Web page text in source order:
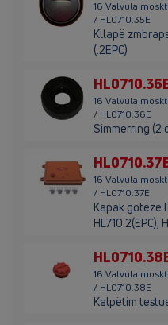
16 Valvula
/ HL0710.35E
Kllapë
(.2EPC)
16 Valvula
/ HL0710.36E
Simmerring (2
16 Valvula
/ HL0710.37E
Kapak gotëze
HL710.2(EPC),
16 Valvula
/ HL0710.38E
Kalpëtim